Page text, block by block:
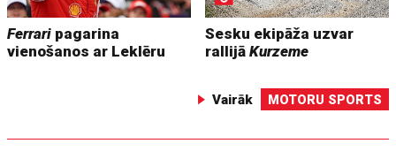
Ferrari pagarina
vienošanos ar Leklēru
Sesku ekipāža uzvar
rallijāKurzeme
Vairāk MOTORU SPORTS